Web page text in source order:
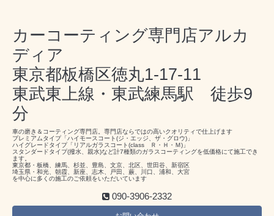
カーコーティング専門店アルカ
ディア
東京都板橋区徳丸1-17-11
東武東上線・東武練馬駅 徒歩9
分
車の磨き＆コーティング専門店。専門店ならではの高いクオリティで仕上げます
プレミアムタイプ「ハイモースコート(ジ・エッジ、ザ・グロウ)」
ハイグレードタイプ「リアルガラスコート(class Ｒ・Ｈ・Ｍ)」
スタンダードタイプ(撥水、親水)など計7種類のガラスコーティングを低価格にて施工でき
ます。
東京都・板橋、練馬、杉並、豊島、文京、北区、世田谷、新宿区
埼玉県・和光、朝霞、新座、志木、戸田、蕨、川口、浦和、大宮
を中心に多くの施工のご依頼をいただいています
090-3906-2332